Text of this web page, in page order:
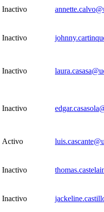
Inactivo
Inactivo
Inactivo
Inactivo
Activo
Inactivo
Inactivo